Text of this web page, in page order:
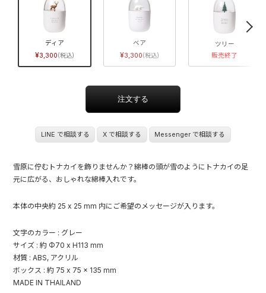
ディア
3,300
ベア
3,300
ツリー
販売終了
LINE で相談する X で相談する Messenger で相談する
雪原に佇むトナカイを飾りませんか？綿棒の頭が雪のようにトナカイの足
元に広がる、おしゃれな綿棒入れです。
本体の中央約 25 x 25 mm 内にご希望のメッセージが入ります。
文字のカラー : グレー
サイズ : 約 Φ70 x H113 mm
材質 : ABS, アクリル
ボックス : 約 75 x 75 x 135 mm
MADE IN THAILAND